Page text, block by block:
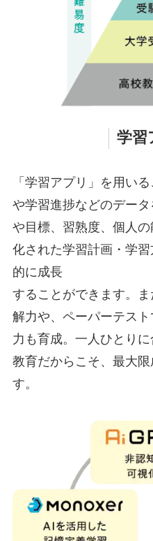
学習
「学習アプリ」を用い
や学習進捗などのデー
や目標、習熟度、個人
化された学習計画・学
的に成長
することができます。
解力や、ペーパーテス
力も育成。一人ひとり
教育だからこそ、最大
す。